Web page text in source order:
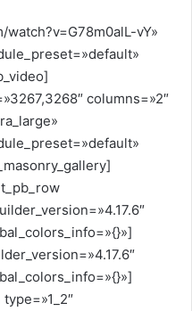
vY»
columns=»2″